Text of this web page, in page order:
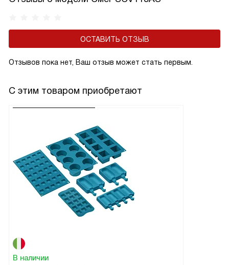
ОСТАВИТЬ ОТЗЫВ
Отзывов пока нет, Ваш отзыв может стать первым.
С этим товаром приобретают
В наличии